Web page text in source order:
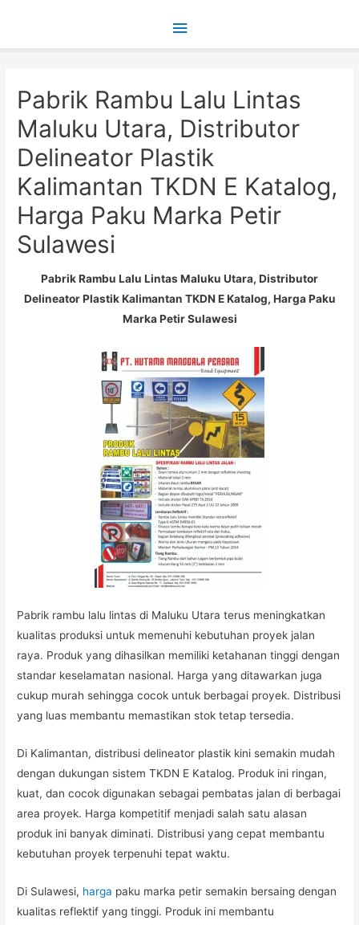
Main
Pabrik Rambu Lalu Lintas
Maluku Utara, Distributor
Delineator Plastik
Kalimantan TKDN E Katalog,
Harga Paku Marka Petir
Sulawesi
Pabrik Rambu Lalu Lintas Maluku Utara, Distributor
Delineator Plastik Kalimantan TKDN E Katalog, Harga Paku
Marka Petir Sulawesi
Pabrik rambu lalu lintas di Maluku Utara terus meningkatkan
kualitas produksi untuk memenuhi kebutuhan proyek jalan
raya. Produk yang dihasilkan memiliki ketahanan tinggi dengan
standar keselamatan nasional. Harga yang ditawarkan juga
cukup murah sehingga cocok untuk berbagai proyek. Distribusi
yang luas membantu memastikan stok tetap tersedia.
Di Kalimantan, distribusi delineator plastik kini semakin mudah
dengan dukungan sistem TKDN E Katalog. Produk ini ringan,
kuat, dan cocok digunakan sebagai pembatas jalan di berbagai
area proyek. Harga kompetitif menjadi salah satu alasan
produk ini banyak diminati. Distribusi yang cepat membantu
kebutuhan proyek terpenuhi tepat waktu.
Di Sulawesi, harga paku marka petir semakin bersaing dengan
kualitas reflektif yang tinggi. Produk ini membantu